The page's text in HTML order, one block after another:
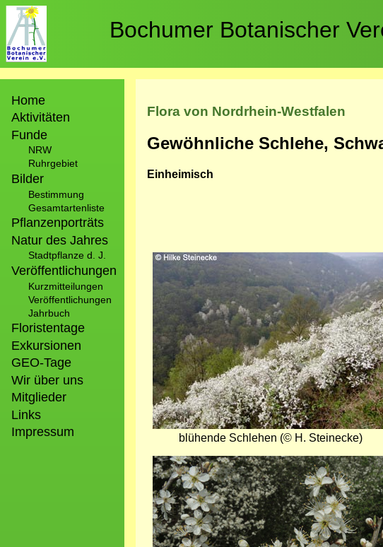
Direkt
zum
Inhalt
Bochumer Botanischer
Home
Aktivitäten
Funde
NRW
Ruhrgebiet
Bilder
Bestimmung
Gesamtartenliste
Pflanzenporträts
Natur des Jahres
Stadtpflanze d. J.
Veröffentlichungen
Kurzmitteilungen
Veröffentlichungen
Jahrbuch
Floristentage
Exkursionen
GEO-Tage
Wir über uns
Mitglieder
Links
Impressum
Flora von Nordrhein-Westfalen
Gewöhnliche Schlehe,
Einheimisch
Bild
blühende Schlehen (© H. Steinecke)
Bild